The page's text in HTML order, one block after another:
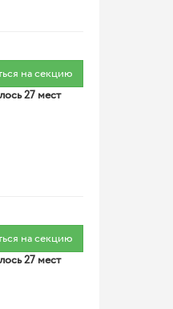
на секцию
27 мест
на секцию
27 мест